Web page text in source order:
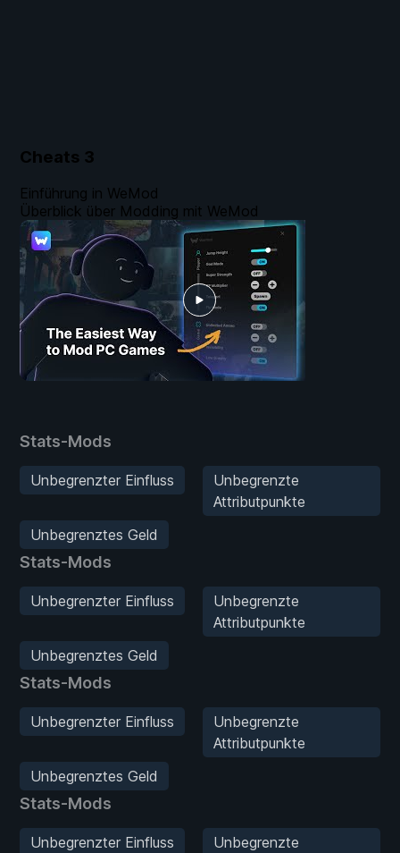
Cheats 3
Stats-Mods
Unbegrenzter Einfluss
Unbegrenzte
Attributpunkte
Unbegrenztes Geld
Stats-Mods
Unbegrenzter Einfluss
Unbegrenzte
Attributpunkte
Unbegrenztes Geld
Stats-Mods
Unbegrenzter Einfluss
Unbegrenzte
Attributpunkte
Unbegrenztes Geld
Stats-Mods
Unbegrenzter Einfluss
Unbegrenzte
Einführung in WeMod
Überblick über Modding mit WeMod